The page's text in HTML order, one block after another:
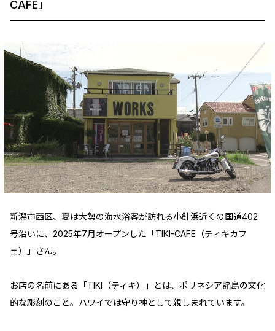
CAFE」
新潟市西区、夏は大勢の海水浴客が訪れる小針浜近くの国道402
号沿いに、2025年7月オープンした「TIKI-CAFE（ティキカフ
ェ）」さん。
お店の名前にある「TIKI（ティキ）」とは、ポリネシア諸島の文化
的な彫刻のこと。ハワイでは守り神として親しまれています。